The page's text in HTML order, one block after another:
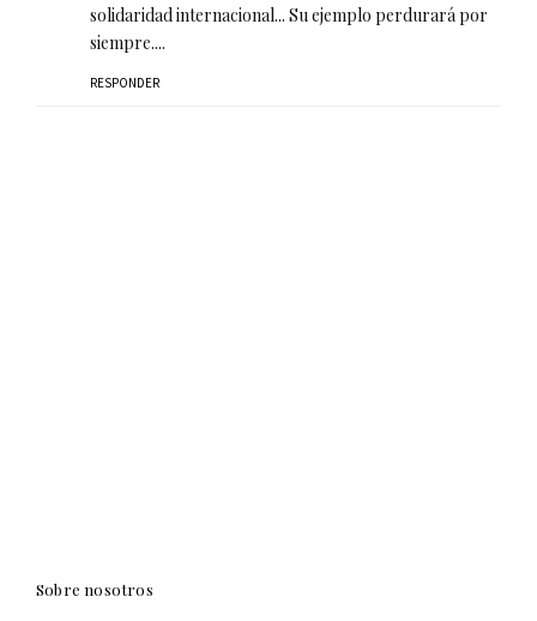
solidaridad internacional... Su ejemplo perdurará por
siempre....
RESPONDER
Sobre nosotros